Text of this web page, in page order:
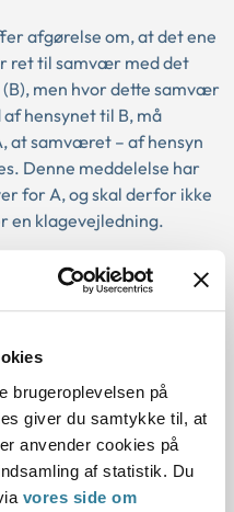
brugeroplevelsen på
giver du samtykke til, at
anvender cookies på
af statistik. Du
vores side om
afgørelse om, at det ene
ret til samvær med det
men hvor dette samvær
hensynet til B, må
at samværet – af hensyn
Denne meddelelse har
for A, og skal derfor ikke
en klagevejledning.
der er anbragt i hver sin
i hver sin kommune,
unges sager om samvær
nye forhold, som
af forældremyndigheden
der kan klage over